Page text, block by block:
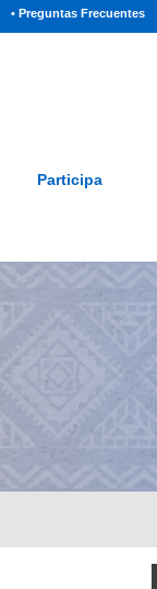
• Preguntas Frecuentes
Participa